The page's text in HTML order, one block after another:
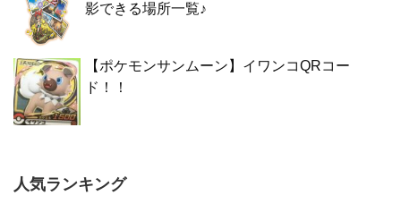
影できる場所一覧♪
【ポケモンサンムーン】イワンコQRコー
ド！！
人気ランキング